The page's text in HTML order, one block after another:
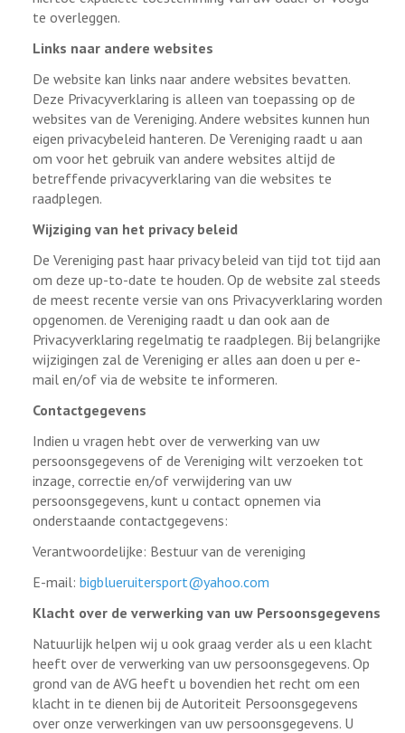
te overleggen.
Links naar andere websites
De website kan links naar andere websites bevatten.
Deze Privacyverklaring is alleen van toepassing op de
websites van de Vereniging. Andere websites kunnen hun
eigen privacybeleid hanteren. De Vereniging raadt u aan
om voor het gebruik van andere websites altijd de
betreffende privacyverklaring van die websites te
raadplegen.
Wijziging van het privacy beleid
De Vereniging past haar privacy beleid van tijd tot tijd aan
om deze up-to-date te houden. Op de website zal steeds
de meest recente versie van ons Privacyverklaring worden
opgenomen. de Vereniging raadt u dan ook aan de
Privacyverklaring regelmatig te raadplegen. Bij belangrijke
wijzigingen zal de Vereniging er alles aan doen u per e-
mail en/of via de website te informeren.
Contactgegevens
Indien u vragen hebt over de verwerking van uw
persoonsgegevens of de Vereniging wilt verzoeken tot
inzage, correctie en/of verwijdering van uw
persoonsgegevens, kunt u contact opnemen via
onderstaande contactgegevens:
Verantwoordelijke: Bestuur van de vereniging
E-mail: bigblueruitersport@yahoo.com
Klacht over de verwerking van uw Persoonsgegevens
Natuurlijk helpen wij u ook graag verder als u een klacht
heeft over de verwerking van uw persoonsgegevens. Op
grond van de AVG heeft u bovendien het recht om een
klacht in te dienen bij de Autoriteit Persoonsgegevens
over onze verwerkingen van uw persoonsgegevens. U